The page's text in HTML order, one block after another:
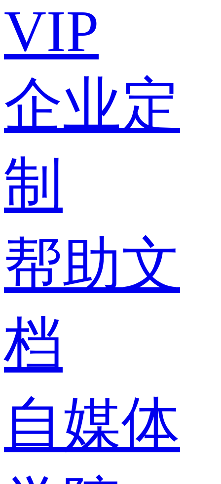
VIP
企业定
制
帮助文
档
自媒体